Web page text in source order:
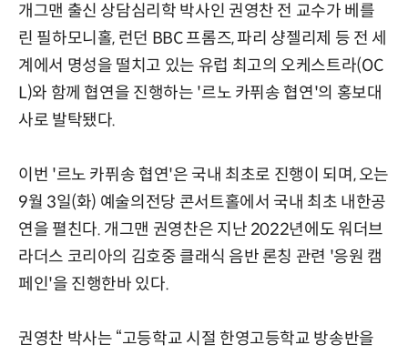
개그맨 출신 상담심리학 박사인 권영찬 전 교수가 베를
린 필하모니홀, 런던 BBC 프롬즈, 파리 샹젤리제 등 전 세
계에서 명성을 떨치고 있는 유럽 최고의 오케스트라(OC
L)와 함께 협연을 진행하는 '르노 카퓌송 협연'의 홍보대
사로 발탁됐다.
이번 '르노 카퓌송 협연'은 국내 최초로 진행이 되며, 오는
9월 3일(화) 예술의전당 콘서트홀에서 국내 최초 내한공
연을 펼친다. 개그맨 권영찬은 지난 2022년에도 워더브
라더스 코리아의 김호중 클래식 음반 론칭 관련 '응원 캠
페인'을 진행한바 있다.
권영찬 박사는 “고등학교 시절 한영고등학교 방송반을